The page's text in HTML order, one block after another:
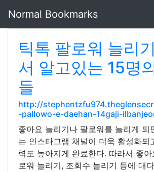
Normal Bookmarks
틱톡 팔로워 늘리
서 알고있는 15명
들
http://
-pallowo-e-daehan-14gaji-
좋아요 늘리기나 팔로워를 늘리게 되
는 인스타그램 채널이 더욱 활성화되
력도 높아지게 완료한다. 따라서 좋
로워 늘리기, 조회수 늘리기 등에 대